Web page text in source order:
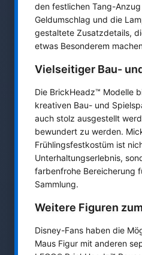
den festlichen Tang-
Geldumschlag und die
gestaltete Zusatzdetails,
etwas Besonderem
Vielseitiger Bau-
Die BrickHeadz™ Modelle
kreativen Bau- und
auch stolz ausgestellt
bewundert zu werden.
Frühlingsfestkostüm ist
Unterhaltungserlebnis,
farbenfrohe Bereicherung
Sammlung.
Weitere Figuren
Disney-Fans haben die
Maus Figur mit anderen